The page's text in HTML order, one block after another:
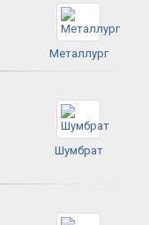
Металлург
Шумбрат